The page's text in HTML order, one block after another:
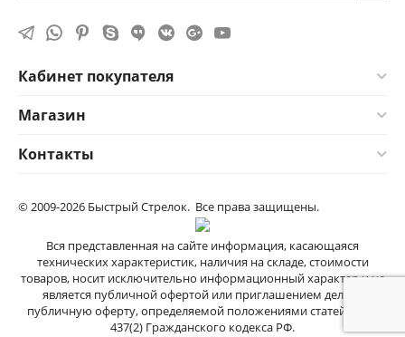
Кабинет покупателя
Магазин
Контакты
© 2009-2026 Быстрый Стрелок. Все права защищены.
Вся представленная на сайте информация, касающаяся
технических характеристик, наличия на складе, стоимости
товаров, носит исключительно информационный характер и не
является публичной офертой или приглашением делать
публичную оферту, определяемой положениями cтатей 435 и
437(2) Гражданского кодекса РФ.